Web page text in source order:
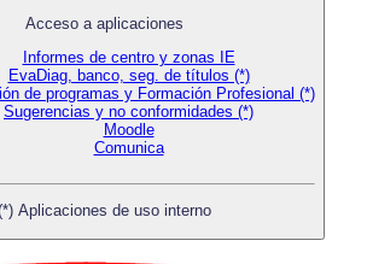
Acceso a aplicaciones
Informes de centro y zonas IE
EvaDiag, banco, seg. de títulos (*)
de programas y Formación Profesional (*)
Sugerencias y no conformidades (*)
Moodle
Comunica
Aplicaciones de uso interno